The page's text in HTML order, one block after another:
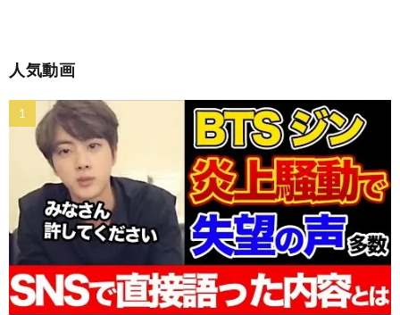
人気動画